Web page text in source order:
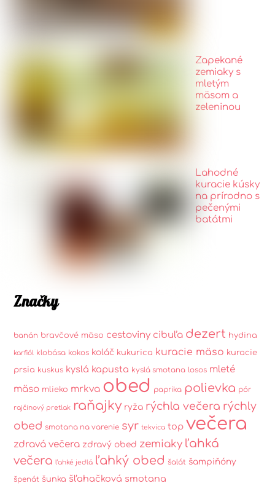
Zapekané
zemiaky s
mletým
mäsom a
zeleninou
Lahodné
kuracie kúsky
na prírodno s
pečenými
batátmi
Značky
banán bravčové mäso cestoviny cibuľa dezert hydina
karfiól klobása kokos koláč kukurica kuracie mäso kuracie
prsia kuskus kyslá kapusta kyslá smotana losos mleté
mäso mlieko mrkva obed paprika polievka pór
rajčinový pretlak raňajky ryža rýchla večera rýchly
obed smotana na varenie syr tekvica top večera
zdravá večera zdravý obed zemiaky ľahká
večera ľahké jedlá ľahký obed šalát šampiňóny
špenát šunka šľahačková smotana